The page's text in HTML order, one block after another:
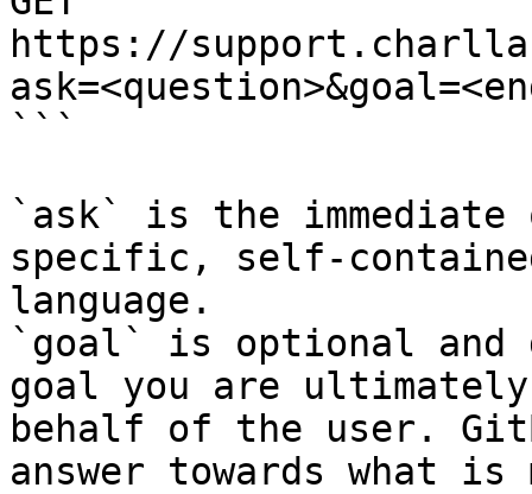
https://
```
`ask` is the
specific, self-
language.
`goal` is optional and
goal you are
behalf of the user.
answer towards what